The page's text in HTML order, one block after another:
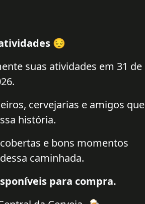
😔
suas atividades em 31 de
cervejarias e amigos que
história.
e bons momentos
caminhada.
para compra.